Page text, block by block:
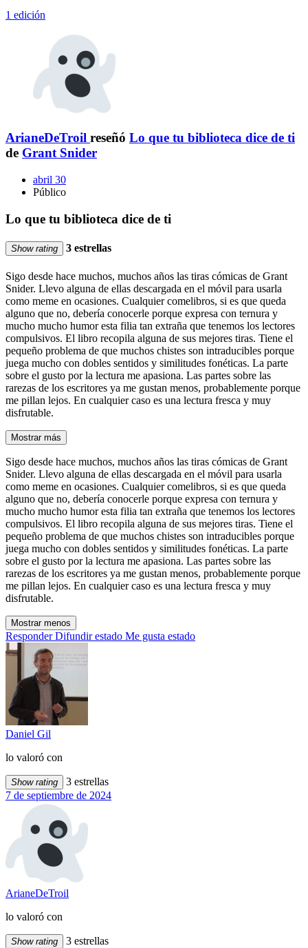
1 edición
ArianeDeTroil reseñó Lo que tu biblioteca dice de ti
de Grant Snider
abril 30
Público
Lo que tu biblioteca dice de ti
Show rating 3 estrellas
Sigo desde hace muchos, muchos años las tiras cómicas de Grant
Snider. Llevo alguna de ellas descargada en el móvil para usarla
como meme en ocasiones. Cualquier comelibros, si es que queda
alguno que no, debería conocerle porque expresa con ternura y
mucho mucho humor esta filia tan extraña que tenemos los lectores
compulsivos. El libro recopila alguna de sus mejores tiras. Tiene el
pequeño problema de que muchos chistes son intraducibles porque
juega mucho con dobles sentidos y similitudes fonéticas. La parte
sobre el gusto por la lectura me apasiona. Las partes sobre las
rarezas de los escritores ya me gustan menos, probablemente porque
me pillan lejos. En cualquier caso es una lectura fresca y muy
disfrutable.
Mostrar más
Sigo desde hace muchos, muchos años las tiras cómicas de Grant
Snider. Llevo alguna de ellas descargada en el móvil para usarla
como meme en ocasiones. Cualquier comelibros, si es que queda
alguno que no, debería conocerle porque expresa con ternura y
mucho mucho humor esta filia tan extraña que tenemos los lectores
compulsivos. El libro recopila alguna de sus mejores tiras. Tiene el
pequeño problema de que muchos chistes son intraducibles porque
juega mucho con dobles sentidos y similitudes fonéticas. La parte
sobre el gusto por la lectura me apasiona. Las partes sobre las
rarezas de los escritores ya me gustan menos, probablemente porque
me pillan lejos. En cualquier caso es una lectura fresca y muy
disfrutable.
Mostrar menos
Responder Difundir estado Me gusta estado
Daniel Gil
lo valoró con
Show rating
3 estrellas
7 de septiembre de 2024
ArianeDeTroil
lo valoró con
Show rating
3 estrellas